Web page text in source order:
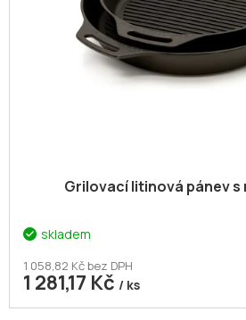
Grilovací litinová pánev s
skladem
1 058,82 Kč bez DPH
1 281,17 Kč / ks